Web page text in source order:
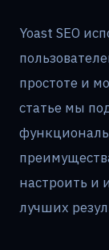
Yoast SEO
простоте и
статье мы
настроить и
лучших